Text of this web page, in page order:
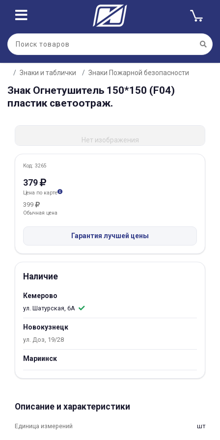
Знаки и таблички Знаки Пожарной безопасности
Знак Огнетушитель 150*150 (F04)
пластик светоотраж.
Нет изображения
Код: 3265
379
Цена по карте
399
Обычная цена
Гарантия лучшей цены
Наличие
Кемерово
ул. Шатурская, 6А
Новокузнецк
ул. Доз, 19/28
Мариинск
Описание и характеристики
Единица измерений шт
Для клиентов всех банков
Разбейте
оплатуна части
без переплат
Сегодня
25 %
Добавляйте товары
в корзину
Оплачивайте сегодня только
25% картой любого банка
Получайте товар
выбранный способом
Оставшиеся75% будут
списыватьсяс вашей карты